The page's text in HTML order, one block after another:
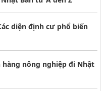
diện định cư phổ biến
nông nghiệp đi Nhật